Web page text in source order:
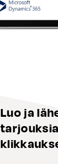
Luo ja